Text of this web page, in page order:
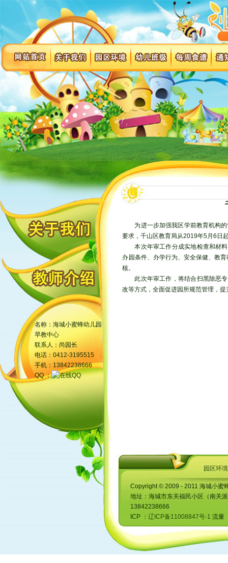
园区环境
为进一步加强我区学前教育机构
要求，千山区教育局从2019年5月6日
本次年审工作分成实地检查和材
办园条件、办学行为、安全保健、教
核。
此次年审工作，将结合扫黑除恶
改等方式，全面促进园所规范管理，
Copyright © 2009 - 2011 海城小蜜
地址：海城市东关福民小区（南关
13842238666
ICP ： 辽ICP备11008847号-1 流量
名称：海城小蜜蜂幼儿园
早教中心
联系人：尚园长
电话：0412-3195515
手机：13842238666
QQ ：